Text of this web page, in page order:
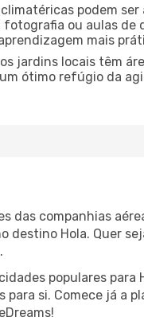
podem
ou aulas
mais
jardins locais têm
ótimo refúgio da
das companhias
destino Hola. Quer
populares
si. Comece já a